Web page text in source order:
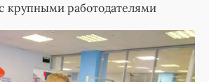
крупными работодателями